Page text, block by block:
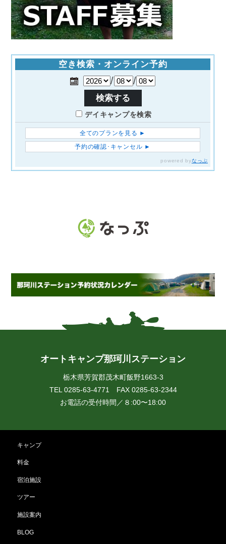
オートキャンプ那珂川ステーション
栃木県芳賀郡茂木町飯野1663-3
TEL 0285-63-4771 FAX 0285-63-2344
お電話の受付時間／８:00〜18:00
キャンプ
料金
宿泊施設
ツアー
施設案内
BLOG